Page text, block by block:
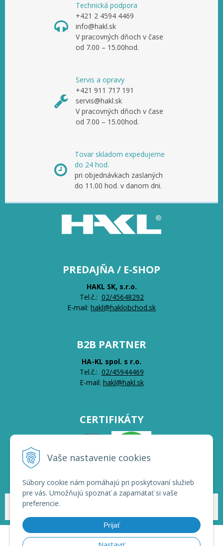
Vaše nastavenie cookies
Súbory cookie nám pomáhajú pri poskytovaní služieb
pre vás. Umožňujú spoznať a zapamätať si vaše
preferencie.
Prijať
Technická podpora
+421 2 4594 4469
info@hakl.sk
V pracovných dňoch v čase
od 7.00 – 15.00hod.
Servis a opravy
+421 911 717 191
servis@hakl.sk
V pracovných dňoch v čase
od 7.00 – 15.00hod.
Tovar skladom expedujeme
do 24 hod.
pri objednávkach zaslaných
do 11.00 hod. v danom dni.
PREDAJŇA / E-SHOP
HAKL SK, s.r.o.
Tel.č.: 02/45648292
E-mail: hakl@haklobchod.sk
B2B PARTNER
HA-KL spol. s r.o.
Tel.č.: 02/45944469
E-mail: hakl@hakl.sk
CERTIFIKÁTY
© 2026 HAKL | Veľkoobchod •